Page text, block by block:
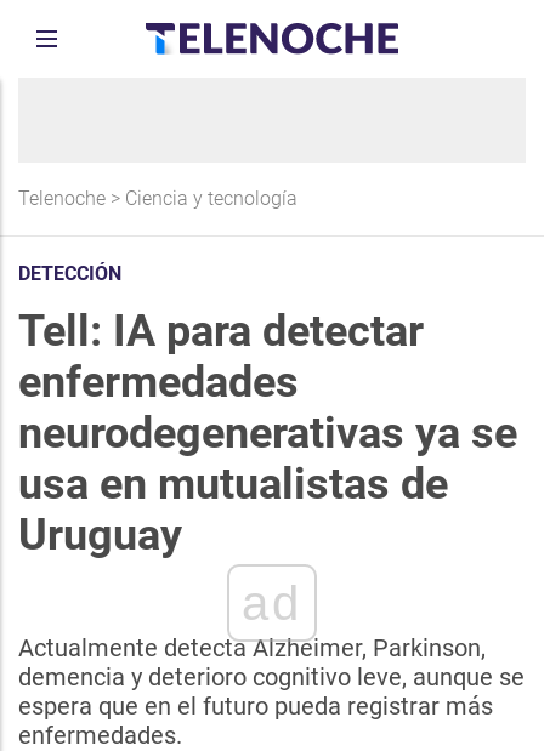
Telenoche > Ciencia y tecnología
DETECCIÓN
Tell: IA para detectar
enfermedades
neurodegenerativas ya se
usa en mutualistas de
Uruguay
ad
Actualmente detecta Alzheimer, Parkinson,
demencia y deterioro cognitivo leve, aunque se
espera que en el futuro pueda registrar más
enfermedades.